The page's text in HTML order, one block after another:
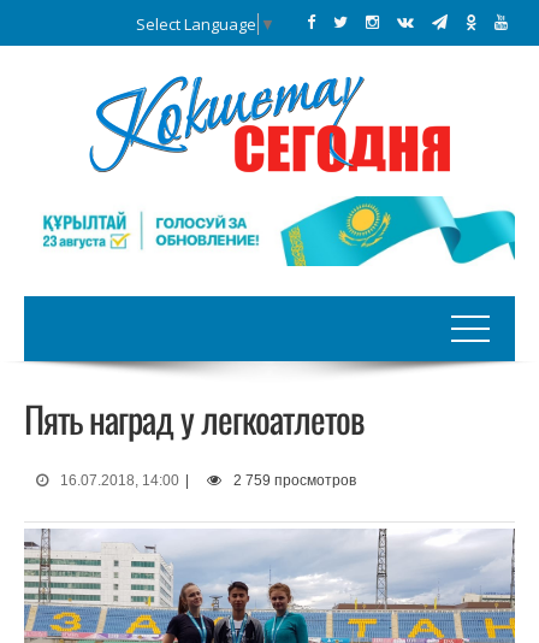
Select Language ▼
Пять наград у легкоатлетов
16.07.2018, 14:00 2 759 просмотров